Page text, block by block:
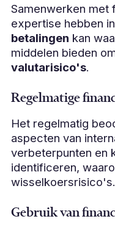
Samenwerken met
expertise hebben in
betalingen kan
middelen bieden
valutarisico's.
Regelmatige
Het regelmatig
aspecten van
verbeterpunten en
identificeren,
wisselkoersrisico's.
Gebruik van